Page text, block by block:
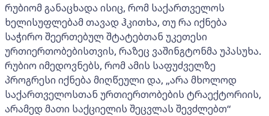
რუბიომ განაცხადა ისიც, რომ საქართველოს
ხელისუფლებამ თავად ჰკითხა, თუ რა იქნება
საჭირო შეერთებულ შტატებთან უკეთესი
ურთიერთობებისთვის, რაზეც ვაშინგტონმა უპასუხა.
რუბიო იმედოვნებს, რომ ამის საფუძველზე
პროგრესი იქნება მიღწეული და, „არა მხოლოდ
საქართველოსთან ურთიერთობების ტრაექტორიის,
არამედ მათი საქციელის შეცვლას შევძლებთ“